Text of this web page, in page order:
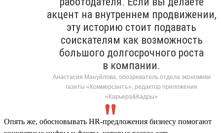
акцент на внутреннем продвижении,
эту историю стоит подавать
соискателям как возможность
большого долгосрочного роста
в компании.
Анастасия Мануйлова, обозреватель отдела экономики
газеты «Коммерсантъ», редактор приложения
«Карьера&Кадры»
Опять же, обосновывать HR-предложения бизнесу помогают